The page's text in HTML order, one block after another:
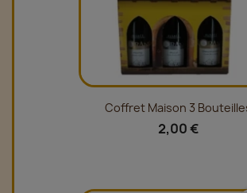
Coffret Maison 3
2,00 €